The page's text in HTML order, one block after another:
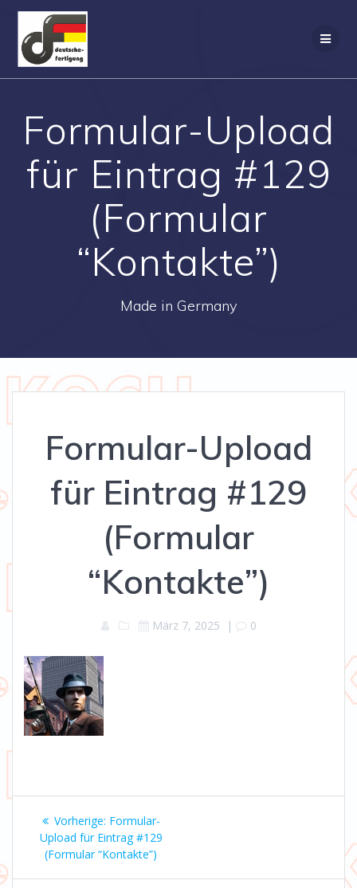
Formular-Upload
für Eintrag #129
(Formular
“Kontakte”)
Made in Germany
Formular-Upload
für Eintrag #129
(Formular
“Kontakte”)
März 7, 2025 | 0
Beitrags-
Navigation
Vorherige: Vorheriger
Beitrag:
Formular-
Upload für Eintrag #129
(Formular “Kontakte”)